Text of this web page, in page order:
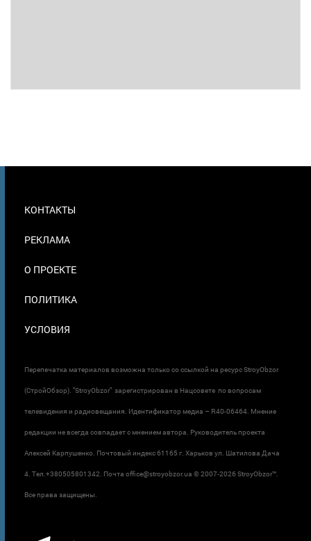
В
КОНТАКТЫ
РЕКЛАМА
О ПРОЕКТЕ
ПОЛИТИКА
УСЛОВИЯ
Перепечатка материалов возможна только со ссылкой на ресурс StroyObzor
(СтройОбзор). "StroyObzor" зарегистрирован в Нацсовете по вопросам
телевидения и радиовещания. Идентификатор медиа – R40-06464. Мнение
редакции не всегда совпадает с мнением автора. Руководитель проекта
Алексей Карпушенко. Почтовый индекс 61165 г. Харьков ул. Шатилова Дача
4. Тел.+380505801342. Почта office@stroyobzor.ua © 2007-2026 StroyObzor™.
Все права защищены.